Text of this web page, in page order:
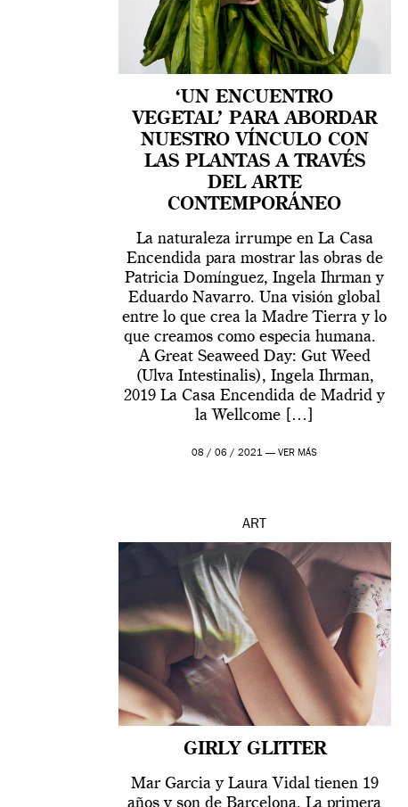
‘UN ENCUENTRO
VEGETAL’ PARA ABORDAR
NUESTRO VÍNCULO CON
LAS PLANTAS A TRAVÉS
DEL ARTE
CONTEMPORÁNEO
La naturaleza irrumpe en La Casa
Encendida para mostrar las obras de
Patricia Domínguez, Ingela Ihrman y
Eduardo Navarro. Una visión global
entre lo que crea la Madre Tierra y lo
que creamos como especia humana.
A Great Seaweed Day: Gut Weed
(Ulva Intestinalis), Ingela Ihrman,
2019 La Casa Encendida de Madrid y
la Wellcome […]
08 / 06 / 2021 —VER MÁS
ART
GIRLY GLITTER
Mar Garcia y Laura Vidal tienen 19
años y son de Barcelona. La primera